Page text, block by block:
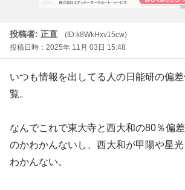
投稿者: 正直
(ID:k8WkHxv15cw)
投稿日時：2025年 11月 03日 15:48
いつも情報を出してる人の日能研の偏
覧。
なんでこれで東大寺と西大和の80％偏
のかわかんないし、西大和が甲陽や星
わかんない。